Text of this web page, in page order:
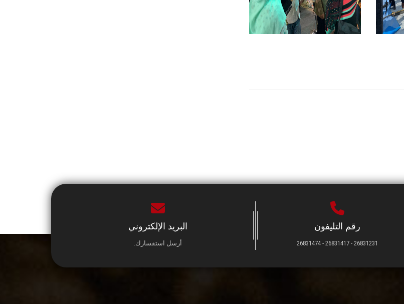
رقم التليفون
26831231 - 26831417 - 26831474
البريد الإلكتروني
أرسل استفسارك.